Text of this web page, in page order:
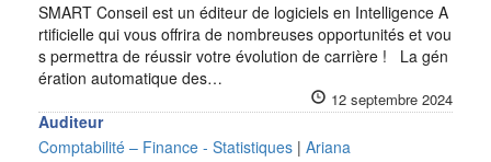
SMART Conseil est un éditeur de logiciels en Intelligence A
rtificielle qui vous offrira de nombreuses opportunités et vou
s permettra de réussir votre évolution de carrière ! La gén
ération automatique des…
12 septembre 2024
Auditeur
Comptabilité – Finance - Statistiques | Ariana